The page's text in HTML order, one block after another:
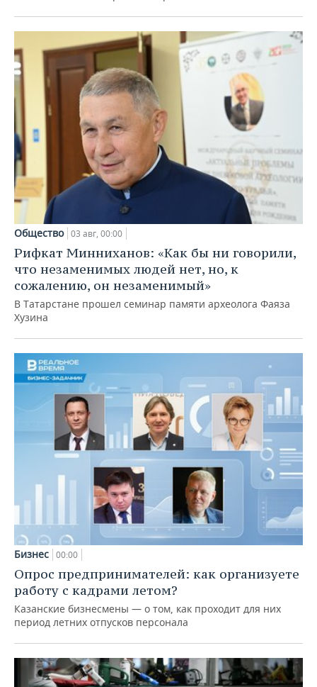
Общество 03 авг, 00:00
Рифкат Минниханов: «Как бы ни говорили,
что незаменимых людей нет, но, к
сожалению, он незаменимый»
В Татарстане прошел семинар памяти археолога Фаяза
Хузина
Бизнес 00:00
Опрос предпринимателей: как организуете
работу с кадрами летом?
Казанские бизнесмены — о том, как проходит для них
период летних отпусков персонала